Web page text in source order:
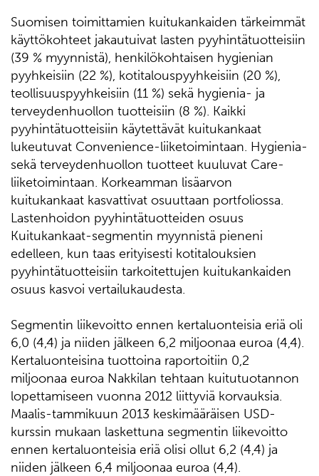
Suomisen toimittamien kuitukankaiden tärkeimmät
käyttökohteet jakautuivat lasten pyyhintätuotteisiin
(39 % myynnistä), henkilökohtaisen hygienian
pyyhkeisiin (22 %), kotitalouspyyhkeisiin (20 %),
teollisuuspyyhkeisiin (11 %) sekä hygienia- ja
terveydenhuollon tuotteisiin (8 %). Kaikki
pyyhintätuotteisiin käytettävät kuitukankaat
lukeutuvat Convenience-liiketoimintaan. Hygienia-
sekä terveydenhuollon tuotteet kuuluvat Care-
liiketoimintaan. Korkeamman lisäarvon
kuitukankaat kasvattivat osuuttaan portfoliossa.
Lastenhoidon pyyhintätuotteiden osuus
Kuitukankaat-segmentin myynnistä pieneni
edelleen, kun taas erityisesti kotitalouksien
pyyhintätuotteisiin tarkoitettujen kuitukankaiden
osuus kasvoi vertailukaudesta.
Segmentin liikevoitto ennen kertaluonteisia eriä oli
6,0 (4,4) ja niiden jälkeen 6,2 miljoonaa euroa (4,4).
Kertaluonteisina tuottoina raportoitiin 0,2
miljoonaa euroa Nakkilan tehtaan kuitutuotannon
lopettamiseen vuonna 2012 liittyviä korvauksia.
Maalis-tammikuun 2013 keskimääräisen USD-
kurssin mukaan laskettuna segmentin liikevoitto
ennen kertaluonteisia eriä olisi ollut 6,2 (4,4) ja
niiden jälkeen 6,4 miljoonaa euroa (4,4).